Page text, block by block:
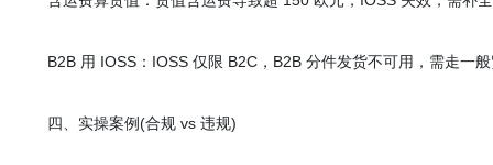
B2B 用 IOSS：IOSS 仅限 B2C，B2B 分件发货不可用，需走一般
四、实操案例(合规 vs 违规)